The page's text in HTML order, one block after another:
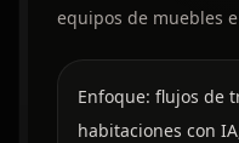
equipos de muebles
Enfoque: flujos de
habitaciones con